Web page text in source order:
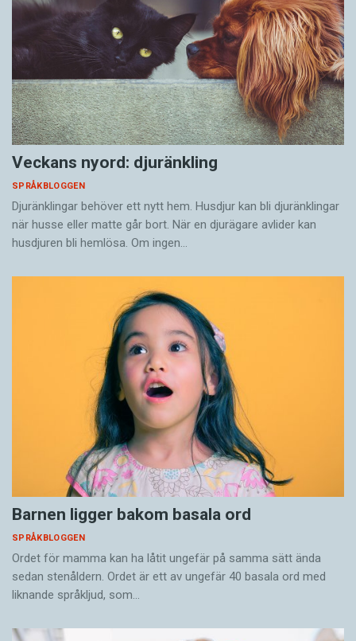
Veckans nyord: djuränkling
SPRÅKBLOGGEN
Djuränklingar behöver ett nytt hem. Husdjur kan bli djuränklingar
när husse eller matte går bort. När en djurägare avlider kan
husdjuren bli hemlösa. Om ingen…
Barnen ligger bakom basala ord
SPRÅKBLOGGEN
Ordet för mamma kan ha låtit ungefär på samma sätt ända
sedan stenåldern. Ordet är ett av ungefär 40 basala ord med
liknande språkljud, som…